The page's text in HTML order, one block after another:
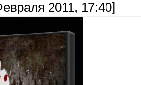
2011, 17:40]